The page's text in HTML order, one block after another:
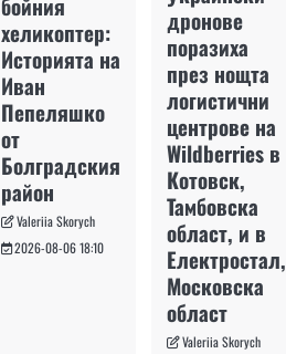
хеликоптер:
Историята на
Иван
Пепеляшко
от
Болградския
район
Valeriia Skorych
2026-08-06 18:10
дронове
поразиха
през нощта
логистични
центрове на
Wildberries в
Котовск,
Тамбовска
област, и в
Електростал,
Московска
област
Valeriia Skorych